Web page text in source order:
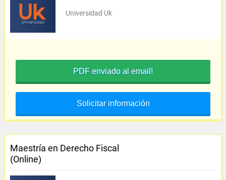
Universidad Uk
PDF enviado al email!
Solicitar información
Maestría en Derecho Fiscal
(Online)